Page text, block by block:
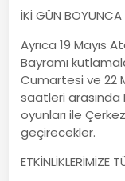
İKİ GÜN
Ayrıca 19 Mayıs
Bayramı
Cumartesi ve 22
saatleri arasında
oyunları ile
geçirecekler.
ETKİNLİKLERİMİZE